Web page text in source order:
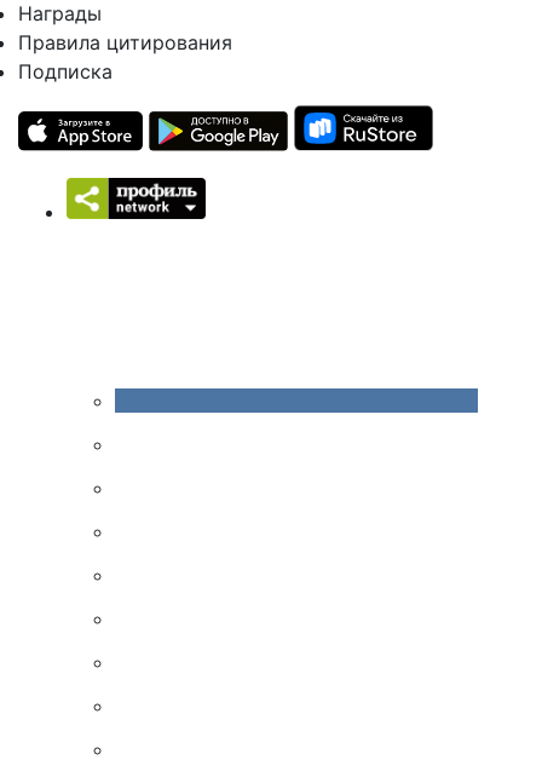
Награды
Правила цитирования
Подписка